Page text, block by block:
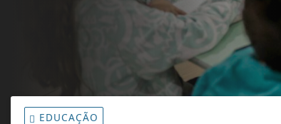
EDUCAÇÃO